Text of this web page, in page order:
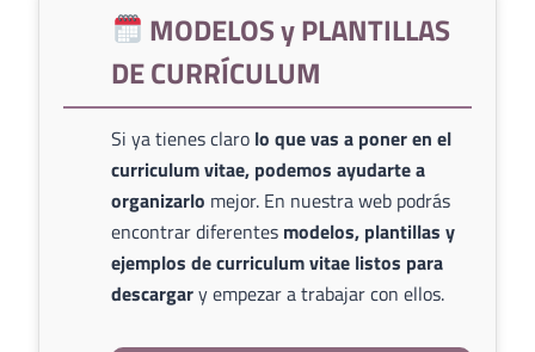
MODELOS y PLANTILLAS
DE CURRÍCULUM
Si ya tienes claro lo que vas a poner en el
curriculum vitae, podemos ayudarte a
organizarlo mejor. En nuestra web podrás
encontrar diferentes modelos, plantillas y
ejemplos de curriculum vitae listos para
descargary empezar a trabajar con ellos.